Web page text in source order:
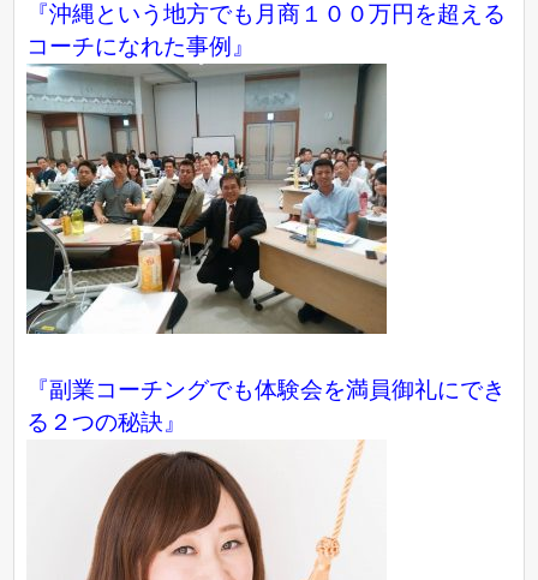
『沖縄という地方でも月商１００万円を超える
コーチになれた事例』
『副業コーチングでも体験会を満員御礼にでき
る２つの秘訣』